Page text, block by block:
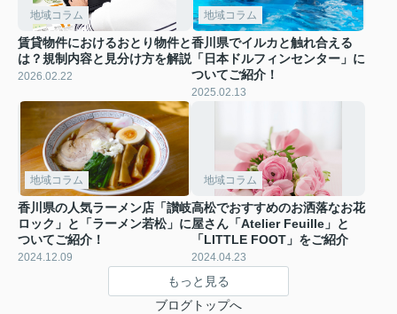
地域コラム
賃貸物件におけるおとり物件と
は？規制内容と見分け方を解説
2026.02.22
地域コラム
香川県でイルカと触れ合える
「日本ドルフィンセンター」に
ついてご紹介！
2025.02.13
地域コラム
香川県の人気ラーメン店「讃岐
ロック」と「ラーメン若松」に
ついてご紹介！
2024.12.09
地域コラム
高松でおすすめのお洒落なお花
屋さん「Atelier Feuille」と
「LITTLE FOOT」をご紹介
2024.04.23
もっと見る
ブログトップへ